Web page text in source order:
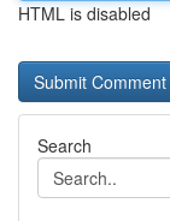
HTML is disabled
Search